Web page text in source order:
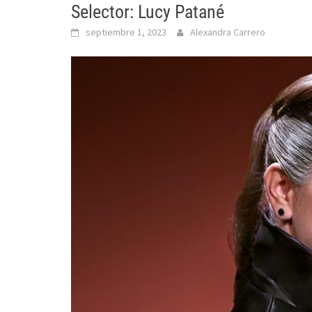
Selector: Lucy Patané
septiembre 1, 2023 Alexandra Carrero